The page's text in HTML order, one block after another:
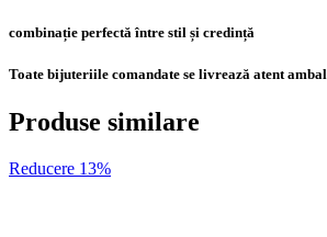
combinație perfectă între stil și credință
Toate bijuteriile comandate se livrează atent
Produse similare
Reducere 13%